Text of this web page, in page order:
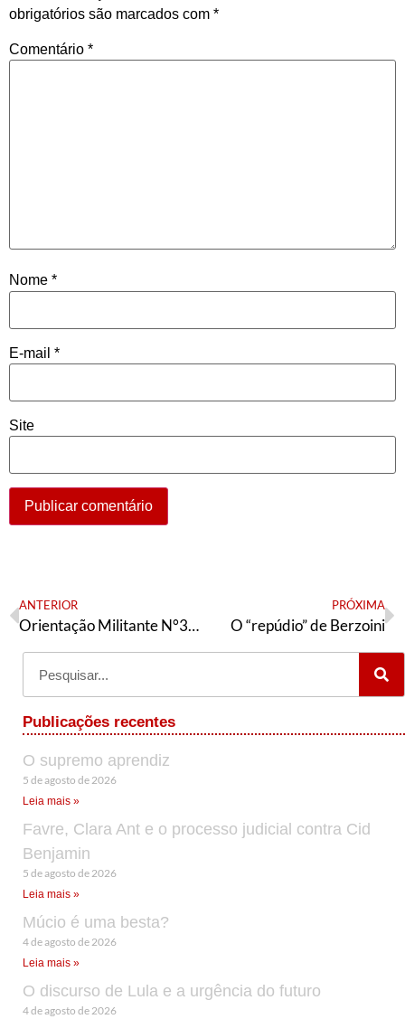
obrigatórios são marcados com *
Comentário *
Nome *
E-mail *
Site
ANTERIOR
Orientação Militante N°308 (14 de janeiro de 2022)
PRÓXIMA
O “repúdio” de Berzoini
Publicações recentes
O supremo aprendiz
5 de agosto de 2026
Leia mais »
Favre, Clara Ant e o processo judicial contra Cid
Benjamin
5 de agosto de 2026
Leia mais »
Múcio é uma besta?
4 de agosto de 2026
Leia mais »
O discurso de Lula e a urgência do futuro
4 de agosto de 2026